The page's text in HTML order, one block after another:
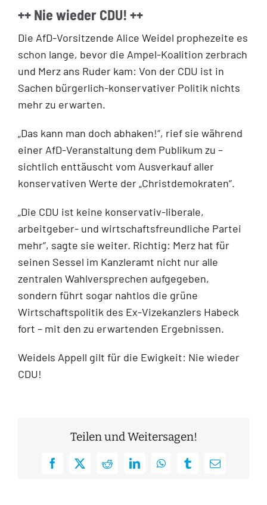
++ Nie wieder CDU! ++
Die AfD-Vorsitzende Alice Weidel prophezeite es
schon lange, bevor die Ampel-Koalition zerbrach
und Merz ans Ruder kam: Von der CDU ist in
Sachen bürgerlich-konservativer Politik nichts
mehr zu erwarten.
„Das kann man doch abhaken!“, rief sie während
einer AfD-Veranstaltung dem Publikum zu –
sichtlich enttäuscht vom Ausverkauf aller
konservativen Werte der „Christdemokraten“.
„Die CDU ist keine konservativ-liberale,
arbeitgeber- und wirtschaftsfreundliche Partei
mehr“, sagte sie weiter. Richtig: Merz hat für
seinen Sessel im Kanzleramt nicht nur alle
zentralen Wahlversprechen aufgegeben,
sondern führt sogar nahtlos die grüne
Wirtschaftspolitik des Ex-Vizekanzlers Habeck
fort – mit den zu erwartenden Ergebnissen.
Weidels Appell gilt für die Ewigkeit: Nie wieder
CDU!
Teilen und Weitersagen!
Facebook
X RedditLinkedInWhatsAppTumblrE-